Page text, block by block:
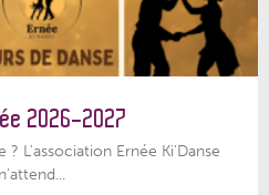
2026-2027
L'association Ernée Ki'Danse